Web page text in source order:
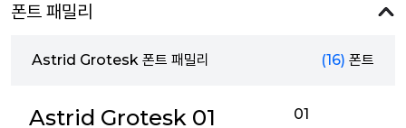
폰트 패밀리
Astrid Grotesk 폰트 패밀리 (16) 폰트
Astrid Grotesk 01
01